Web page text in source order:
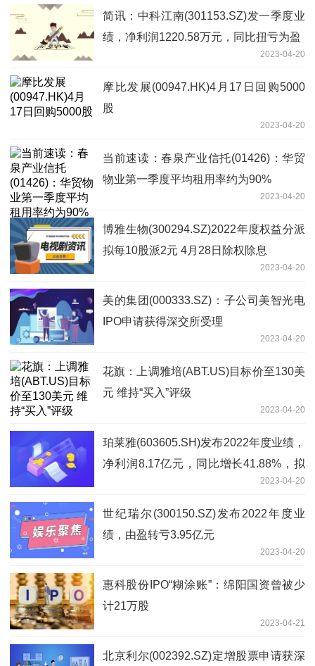
简讯：中科江南(301153.SZ)发一季度业
绩，净利润1220.58万元，同比扭亏为盈
2023-04-20
摩比发展(00947.HK)4月17日回购5000
股
2023-04-20
当前速读：春泉产业信托(01426)：华贸
物业第一季度平均租用率约为90%
2023-04-20
博雅生物(300294.SZ)2022年度权益分派
拟每10股派2元 4月28日除权除息
2023-04-20
美的集团(000333.SZ)：子公司美智光电
IPO申请获得深交所受理
2023-04-20
花旗：上调雅培(ABT.US)目标价至130美
元 维持“买入”评级
2023-04-20
珀莱雅(603605.SH)发布2022年度业绩，
净利润8.17亿元，同比增长41.88%，拟
2023-04-20
世纪瑞尔(300150.SZ)发布2022年度业
绩，由盈转亏3.95亿元
2023-04-20
惠科股份IPO“糊涂账”：绵阳国资曾被少
计21万股
2023-04-21
北京利尔(002392.SZ)定增股票申请获深